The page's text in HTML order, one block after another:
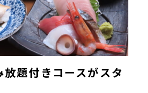
題付きコースがスタ